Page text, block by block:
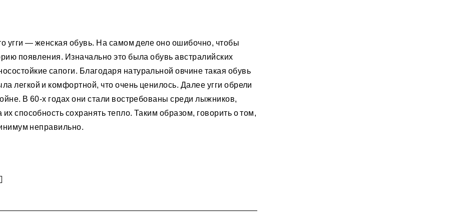
угги — женская обувь. На самом деле оно ошибочно, чтобы
появления. Изначально это была обувь австралийских
сапоги. Благодаря натуральной овчине такая обувь
легкой и комфортной, что очень ценилось. Далее угги обрели
В 60-х годах они стали востребованы среди лыжников,
способность сохранять тепло. Таким образом, говорить о том,
неправильно.